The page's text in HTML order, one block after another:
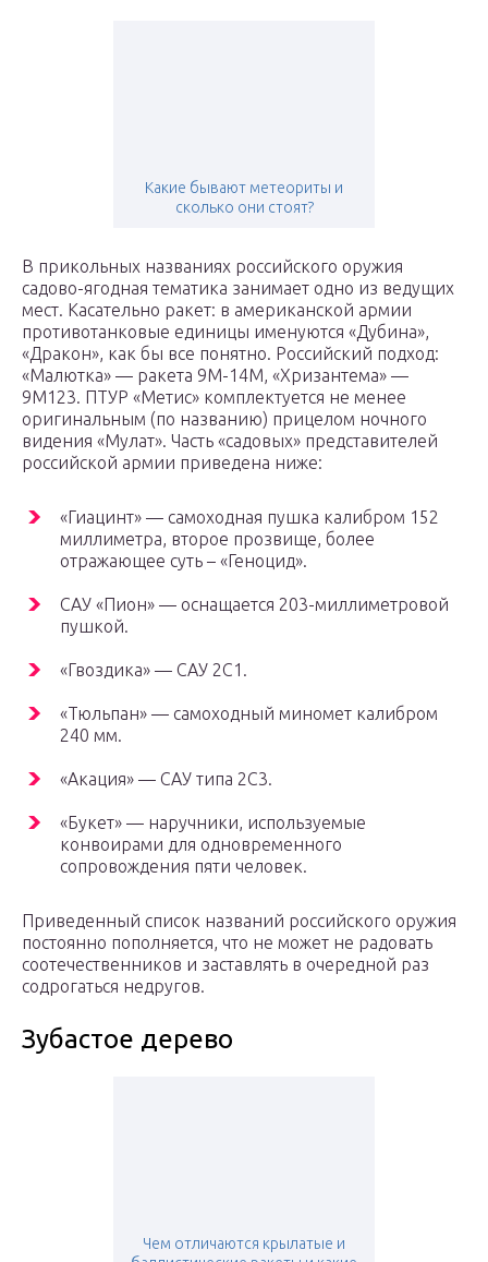
Какие бывают метеориты и
сколько они стоят?
В прикольных названиях российского оружия
садово-ягодная тематика занимает одно из ведущих
мест. Касательно ракет: в американской армии
противотанковые единицы именуются «Дубина»,
«Дракон», как бы все понятно. Российский подход:
«Малютка» — ракета 9М-14М, «Хризантема» —
9М123. ПТУР «Метис» комплектуется не менее
оригинальным (по названию) прицелом ночного
видения «Мулат». Часть «садовых» представителей
российской армии приведена ниже:
«Гиацинт» — самоходная пушка калибром 152
миллиметра, второе прозвище, более
отражающее суть – «Геноцид».
САУ «Пион» — оснащается 203-миллиметровой
пушкой.
«Гвоздика» — САУ 2С1.
«Тюльпан» — самоходный миномет калибром
240 мм.
«Акация» — САУ типа 2С3.
«Букет» — наручники, используемые
конвоирами для одновременного
сопровождения пяти человек.
Приведенный список названий российского оружия
постоянно пополняется, что не может не радовать
соотечественников и заставлять в очередной раз
содрогаться недругов.
Зубастое дерево
Чем отличаются крылатые и